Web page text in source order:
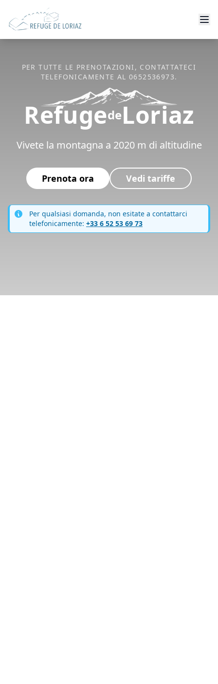
PER TUTTE LE PRENOTAZIONI, CONTATTATECI
TELEFONICAMENTE AL 0652536973.
RefugedeLoriaz
Vivete la montagna a 2020 m di altitudine
Prenota ora Vedi tariffe
Per qualsiasi domanda, non esitate a contattarci
telefonicamente: +33 6 52 53 69 73